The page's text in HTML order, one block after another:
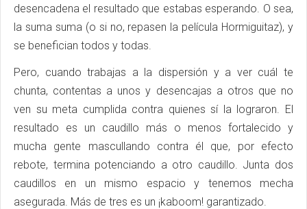
desencadena el resultado que estabas esperando. O sea,
la suma suma (o si no, repasen la película Hormiguitaz), y
se benefician todos y todas.
Pero, cuando trabajas a la dispersión y a ver cuál te
chunta, contentas a unos y desencajas a otros que no
ven su meta cumplida contra quienes sí la lograron. El
resultado es un caudillo más o menos fortalecido y
mucha gente mascullando contra él que, por efecto
rebote, termina potenciando a otro caudillo. Junta dos
caudillos en un mismo espacio y tenemos mecha
asegurada. Más de tres es un ¡kaboom! garantizado.